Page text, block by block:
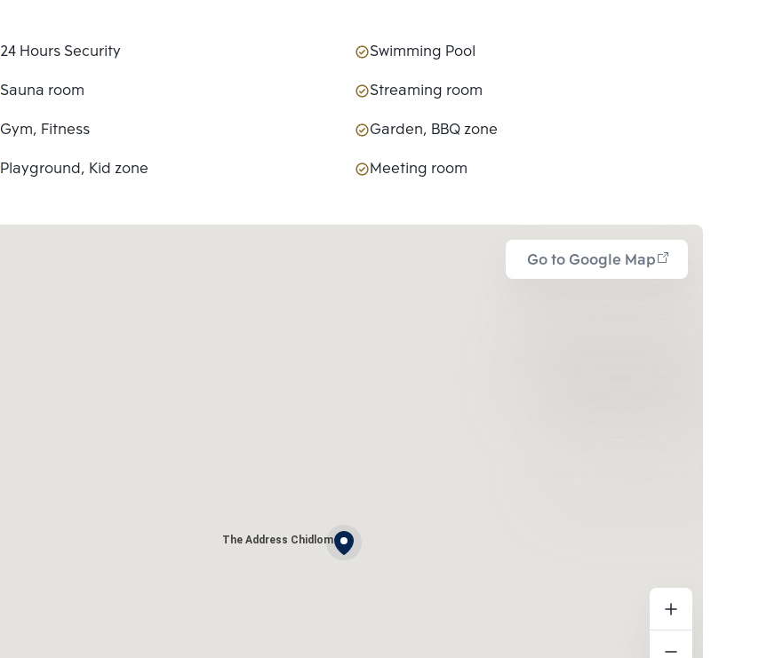
24 Hours Security
Swimming Pool
Sauna room
Streaming room
Gym, Fitness
Garden, BBQ zone
Playground, Kid zone
Meeting room
Go to Google Map
The Address Chidlom